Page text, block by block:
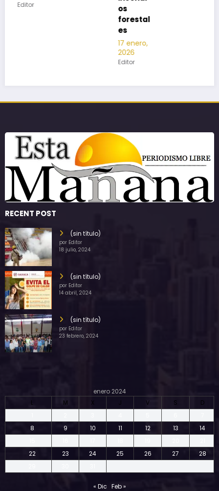
RECENT POST
(sin título)
por Editor
18 julio, 2024
(sin título)
por Editor
14 abril, 2024
(sin título)
por Editor
23 febrero, 2024
enero 2024
L
M X J V S
D
8
9 10 11 12 13
14
22
23 24 25 26 27
28
« Dic Feb »